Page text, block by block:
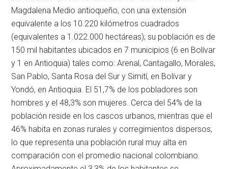
Magdalena Medio antioqueño, con una extensión
equivalente a los 10.220 kilómetros cuadrados
(equivalentes a 1.022.000 hectáreas); su población es de
150 mil habitantes ubicados en 7 municipios (6 en Bolívar
y 1 en Antioquia) tales como: Arenal, Cantagallo, Morales,
San Pablo, Santa Rosa del Sur y Simití, en Bolívar y
Yondó, en Antioquia. El 51,7% de los pobladores son
hombres y el 48,3% son mujeres. Cerca del 54% de la
población reside en los cascos urbanos, mientras que el
46% habita en zonas rurales y corregimientos dispersos;
lo que representa una población rural muy alta en
comparación con el promedio nacional colombiano.